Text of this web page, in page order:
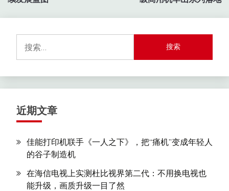
航
索：
近期文章
佳能打印机联手《一人之下》，把“痛机”变成年轻人
的谷子制造机
在海信电视上实测杜比视界第二代：不用换电视也
能升级，画质升级一目了然